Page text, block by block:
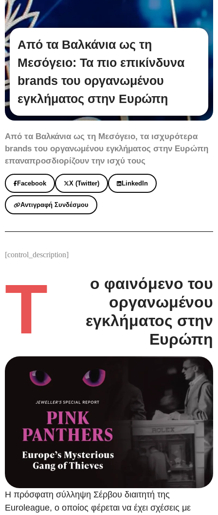
Από τα Βαλκάνια ως τη
Μεσόγειο: Τα πιο επικίνδυνα
brands του οργανωμένου
εγκλήματος στην Ευρώπη
Από τα Βαλκάνια ως τη Μεσόγειο, τα ισχυρότερα
brands του οργανωμένου εγκλήματος στην Ευρώπη
επαναπροσδιορίζουν την ισχύ τους
Facebook X (Twitter) LinkedIn
Αντιγραφή Συνδέσμου
[control_description]
Τ
ο φαινόμενο του
οργανωμένου
εγκλήματος στην
Ευρώπη
Η πρόσφατη σύλληψη Σέρβου διαιτητή της
Euroleague, ο οποίος φέρεται να έχει σχέσεις με